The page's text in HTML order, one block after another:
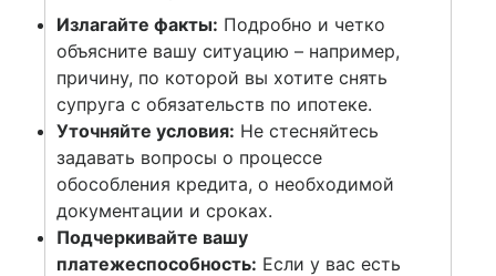
Излагайте факты: Подробно и четко
объясните вашу ситуацию – например,
причину, по которой вы хотите снять
супруга с обязательств по ипотеке.
Уточняйте условия: Не стесняйтесь
задавать вопросы о процессе
обособления кредита, о необходимой
документации и сроках.
Подчеркивайте вашу
платежеспособность: Если у вас есть